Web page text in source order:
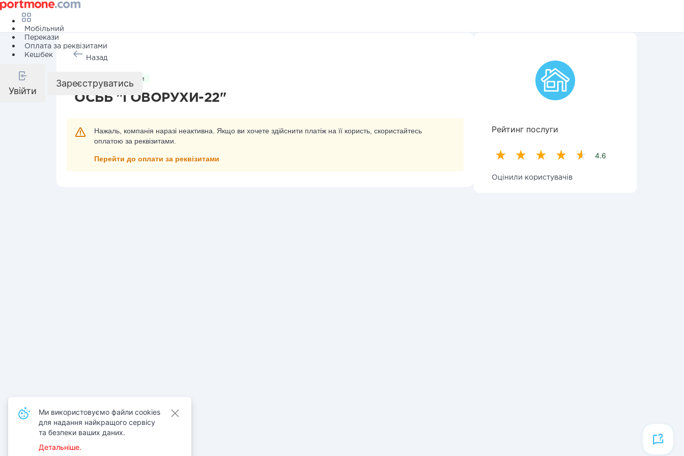
Мобільний
Перекази
Оплата за реквізитами
Кешбек
Увійти
Зареєструватись
Назад
Комунальні послуги
ОСББ "ГОВОРУХИ-22"
Нажаль, компанія наразі неактивна. Якщо ви хочете здійснити платіж на її користь, скористайтесь
оплатою за реквізитами.
Перейти до оплати за реквізитами
Рейтинг послуги
4.6
Оцінили користувачів
Ми використовуємо файли cookies
для надання найкращого сервісу
та безпеки ваших даних.
Детальніше.